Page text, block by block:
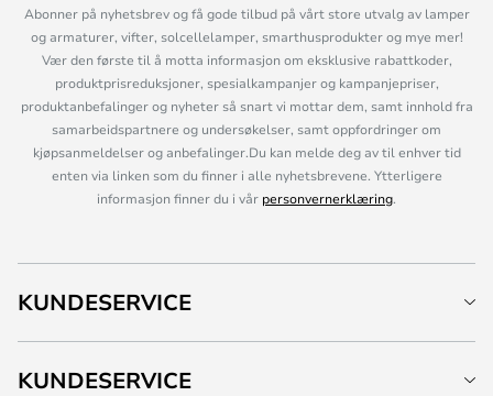
Abonner på nyhetsbrev og få gode tilbud på vårt store utvalg av lamper
og armaturer, vifter, solcellelamper, smarthusprodukter og mye mer!
Vær den første til å motta informasjon om eksklusive rabattkoder,
produktprisreduksjoner, spesialkampanjer og kampanjepriser,
produktanbefalinger og nyheter så snart vi mottar dem, samt innhold fra
samarbeidspartnere og undersøkelser, samt oppfordringer om
kjøpsanmeldelser og anbefalinger.Du kan melde deg av til enhver tid
enten via linken som du finner i alle nyhetsbrevene. Ytterligere
informasjon finner du i vår personvernerklæring.
KUNDESERVICE
KUNDESERVICE